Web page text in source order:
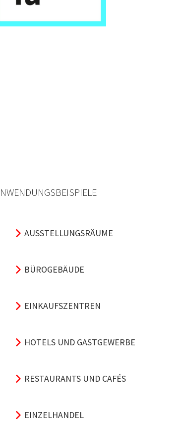
AUSSTELLUNGSRÄUME
BÜROGEBÄUDE
EINKAUFSZENTREN
HOTELS UND GASTGEWERBE
RESTAURANTS UND CAFÉS
EINZELHANDEL